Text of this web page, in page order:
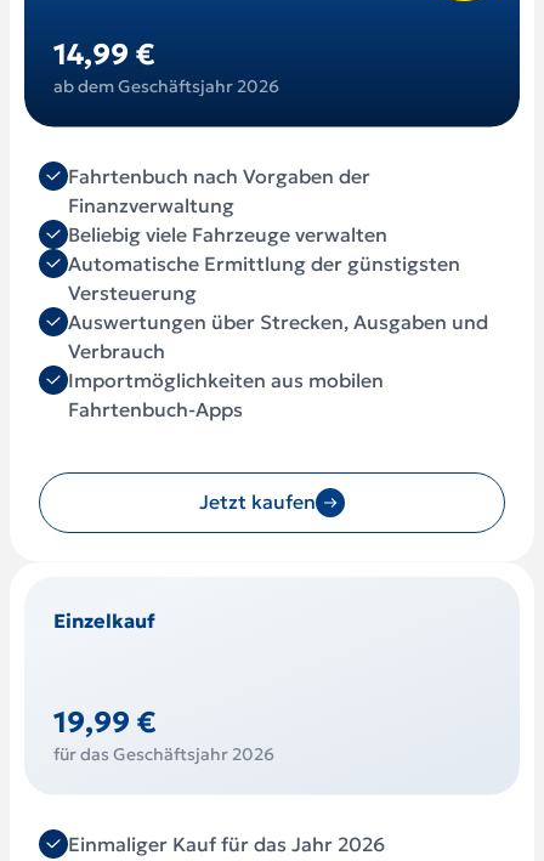
14,99 €
ab dem Geschäftsjahr 2026
Fahrtenbuch nach Vorgaben der
Finanzverwaltung
Beliebig viele Fahrzeuge verwalten
Automatische Ermittlung der günstigsten
Versteuerung
Auswertungen über Strecken, Ausgaben und
Verbrauch
Importmöglichkeiten aus mobilen
Fahrtenbuch-Apps
Jetzt kaufen
Einzelkauf
19,99 €
für das Geschäftsjahr 2026
Einmaliger Kauf für das Jahr 2026